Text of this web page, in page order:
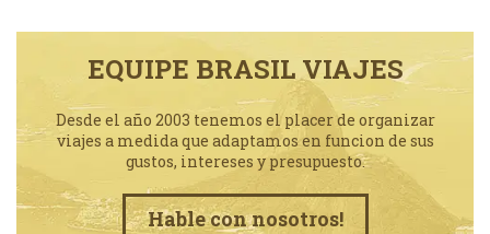
EQUIPE BRASIL VIAJES
Desde el año 2003 tenemos el placer de organizar
viajes a medida que adaptamos en funcion de sus
gustos, intereses y presupuesto.
Hable con nosotros!